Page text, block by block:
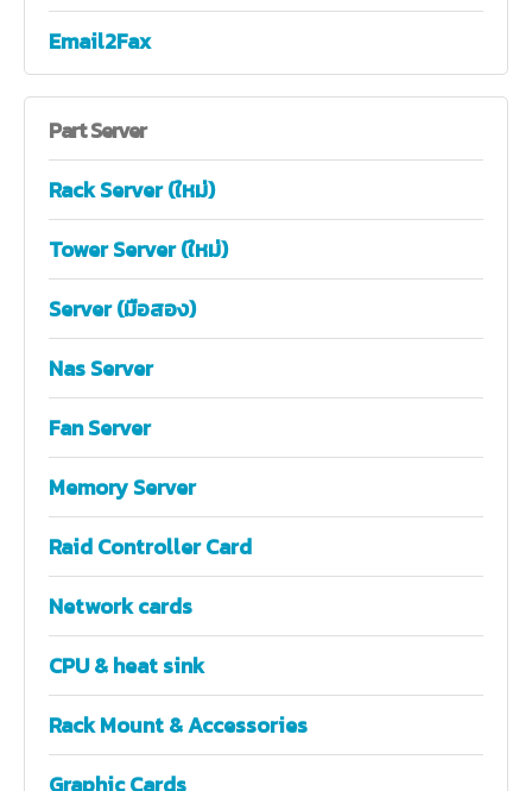
Email2Fax
PartServer
Rack Server (ใหม่)
Tower Server (ใหม่)
Server (มือสอง)
Nas Server
Fan Server
Memory Server
Raid Controller Card
Network cards
CPU & heat sink
Rack Mount & Accessories
Graphic Cards